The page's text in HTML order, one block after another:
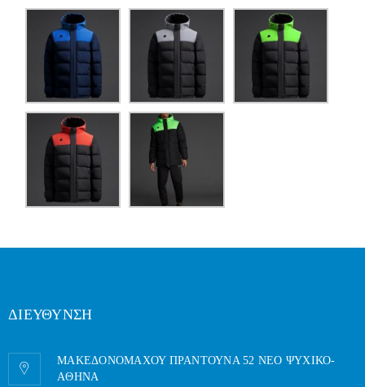
ΔΙΕΥΘΥΝΣΗ
ΜΑΚΕΔΟΝΟΜΑΧΟΥ ΠΡΑΝΤΟΥΝΑ 52 ΝΕΟ ΨΥΧΙΚΟ-
AΘΗΝΑ